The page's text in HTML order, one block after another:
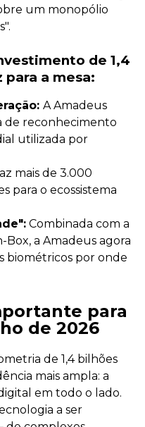
um monopólio
de 1,4
a mesa:
A Amadeus
de reconhecimento
utilizada por
mais de 3.000
para o ecossistema
Combinada com a
a Amadeus agora
biométricos por onde
para
de 2026
de 1,4 bilhões
mais ampla: a
em todo o lado.
a ser